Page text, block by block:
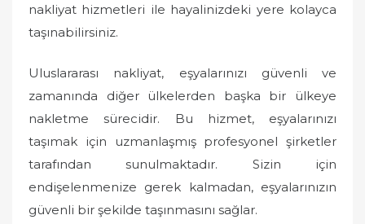
nakliyat hizmetleri ile hayalinizdeki yere kolayca
taşınabilirsiniz.
Uluslararası nakliyat, eşyalarınızı güvenli ve
zamanında diğer ülkelerden başka bir ülkeye
nakletme sürecidir. Bu hizmet, eşyalarınızı
taşımak için uzmanlaşmış profesyonel şirketler
tarafından sunulmaktadır. Sizin için
endişelenmenize gerek kalmadan, eşyalarınızın
güvenli bir şekilde taşınmasını sağlar.